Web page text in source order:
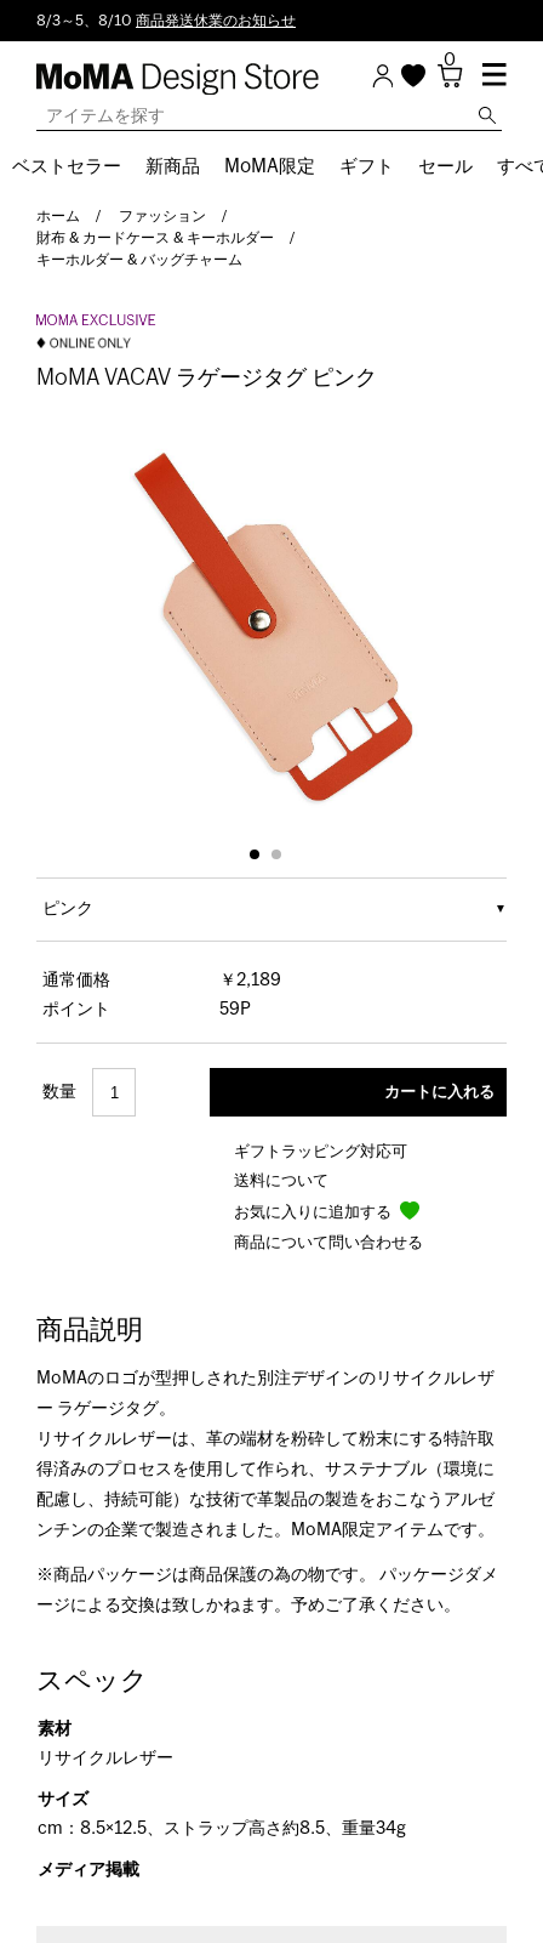
8/3～5、8/10 商品発送休業のお知らせ
0
ベストセラー 新商品 MoMA限定 ギフト セール すべ
ホーム
ファッション
財布 & カードケース & キーホルダー
キーホルダー & バッグチャーム
MoMA VACAV ラゲージタグ ピンク
ピンク
通常価格
￥2,189
ポイント
59P
数量
ギフトラッピング対応可
送料について
お気に入りに追加する
商品について問い合わせる
商品説明
MoMAのロゴが型押しされた別注デザインのリサイクルレザ
ー ラゲージタグ。
リサイクルレザーは、革の端材を粉砕して粉末にする特許取
得済みのプロセスを使用して作られ、サステナブル（環境に
配慮し、持続可能）な技術で革製品の製造をおこなうアルゼ
ンチンの企業で製造されました。MoMA限定アイテムです。
※商品パッケージは商品保護の為の物です。 パッケージダメ
ージによる交換は致しかねます。予めご了承ください。
スペック
素材
リサイクルレザー
サイズ
cm：8.5×12.5、ストラップ高さ約8.5、重量34g
メディア掲載